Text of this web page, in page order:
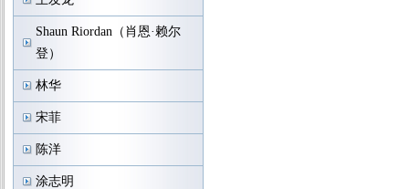
Shaun Riordan（肖恩·赖尔
登）
林华
宋菲
陈洋
涂志明